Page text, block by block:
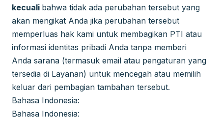
kecuali bahwa tidak ada perubahan tersebut yang
akan mengikat Anda jika perubahan tersebut
memperluas hak kami untuk membagikan PTI atau
informasi identitas pribadi Anda tanpa memberi
Anda sarana (termasuk email atau pengaturan yang
tersedia di Layanan) untuk mencegah atau memilih
keluar dari pembagian tambahan tersebut.
Bahasa Indonesia:
Bahasa Indonesia: